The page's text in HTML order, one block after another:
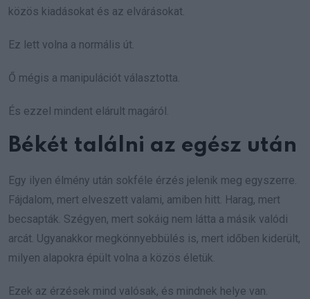
közös kiadásokat és az elvárásokat.
Ez lett volna a normális út.
Ő mégis a manipulációt választotta.
És ezzel mindent elárult magáról.
Békét találni az egész után
Egy ilyen élmény után sokféle érzés jelenik meg egyszerre.
Fájdalom, mert elveszett valami, amiben hitt. Harag, mert
becsapták. Szégyen, mert sokáig nem látta a másik valódi
arcát. Ugyanakkor megkönnyebbülés is, mert időben kiderült,
milyen alapokra épült volna a közös életük.
Ezek az érzések mind valósak, és mindnek helye van.